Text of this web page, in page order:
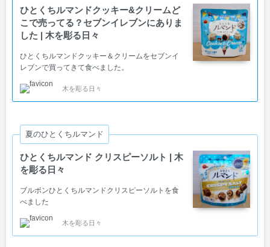
ひとくちルマンドクッキー&クリームど
こで売ってる？セブンイレブンにありま
した | 木を彫る日々
ひとくちルマンドクッキー＆クリームをセブンイ
レブンで買ってきて食べました。
木を彫る日々
夏のひとくちルマンド
ひとくちルマンド クリスピーソルト | 木
を彫る日々
ブルボンひとくちルマンドクリスピーソルトを食
べました
木を彫る日々